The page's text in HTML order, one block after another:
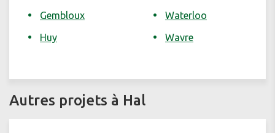
Gembloux
Huy
Waterloo
Wavre
Autres projets à Hal